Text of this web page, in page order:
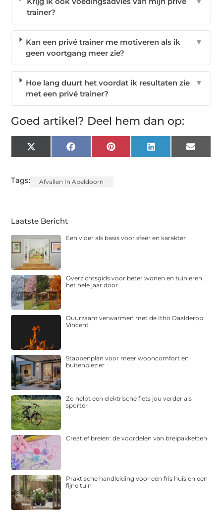
trainer?
Kan een privé trainer me motiveren als ik
geen voortgang meer zie?
▼
Hoe lang duurt het voordat ik resultaten zie
met een privé trainer?
▼
Goed artikel? Deel hem dan op:
X
(Twitter)
FacebookPinterest LinkedIn Email
Tags: Afvallen In Apeldoorn
Laatste Bericht
Een vloer als basis voor sfeer en karakter
Overzichtsgids voor beter wonen en tuinieren
het hele jaar door
Duurzaam verwarmen met de Itho Daalderop
Vincent
Stappenplan voor meer wooncomfort en
buitenplezier
Zo helpt een elektrische fiets jou verder als
sporter
Creatief breien: de voordelen van breipakketten
Praktische handleiding voor een fris huis en een
fijne tuin